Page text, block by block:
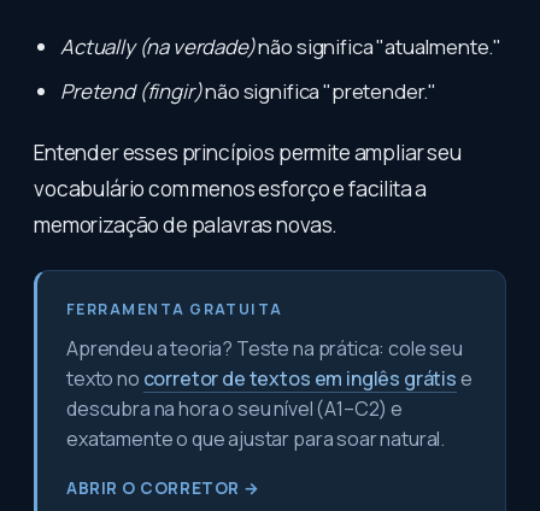
Actually (na verdade)não significa "atualmente."
Pretend (fingir)não significa "pretender."
Entender esses princípios permite ampliar seu
vocabulário com menos esforço e facilita a
memorização de palavras novas.
FERRAMENTA GRATUITA
Aprendeu a teoria? Teste na prática: cole seu
texto no corretor de textos em inglês grátise
descubra na hora o seu nível (A1–C2) e
exatamente o que ajustar para soar natural.
ABRIR O CORRETOR →